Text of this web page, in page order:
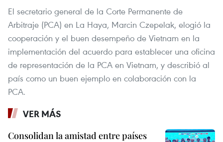
El secretario general de la Corte Permanente de
Arbitraje (PCA) en La Haya, Marcin Czepelak, elogió la
cooperación y el buen desempeño de Vietnam en la
implementación del acuerdo para establecer una oficina
de representación de la PCA en Vietnam, y describió al
país como un buen ejemplo en colaboración con la
PCA.
VER MÁS
Consolidan la amistad entre países